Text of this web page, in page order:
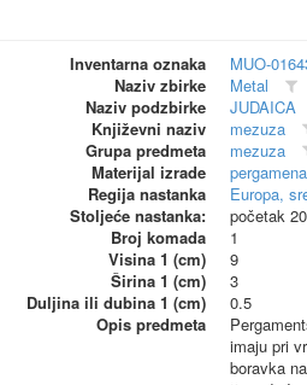
Inventarna oznaka
MUO-
Naziv zbirke
Metal
Naziv podzbirke
JUDAICA
Književni naziv
mezuza
Grupa predmeta
mezuza
Materijal izrade
pergamena
Regija nastanka
Europa,
Stoljeće nastanka:
početak 20
Broj komada
1
Visina 1 (cm)
9
Širina 1 (cm)
3
Duljina ili dubina 1 (cm)
0.5
Opis predmeta
imaju pri
boravka